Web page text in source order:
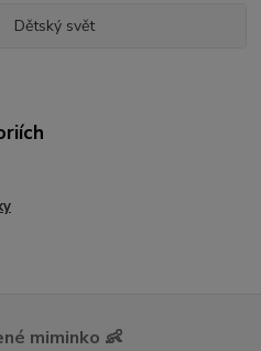
Dětský svět
miminko 👶